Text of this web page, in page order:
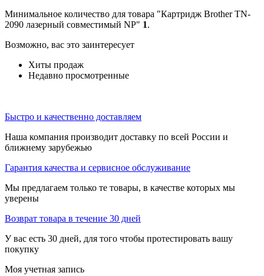
Минимальное количество для товара "Картридж Brother TN-
2090 лазерный совместимый NP" 1.
Возможно, вас это заинтересует
Хиты продаж
Недавно просмотренные
Быстро и качественно доставляем
Наша компания производит доставку по всей России и
ближнему зарубежью
Гарантия качества и сервисное обслуживание
Мы предлагаем только те товары, в качестве которых мы
уверены
Возврат товара в течение 30 дней
У вас есть 30 дней, для того чтобы протестировать вашу
покупку
Моя учетная запись